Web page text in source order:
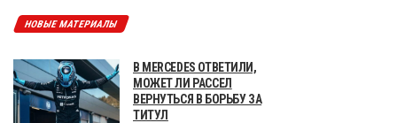
НОВЫЕ МАТЕРИАЛЫ
В MERCEDES ОТВЕТИЛИ,
МОЖЕТ ЛИ РАССЕЛ
ВЕРНУТЬСЯ В БОРЬБУ ЗА
ТИТУЛ